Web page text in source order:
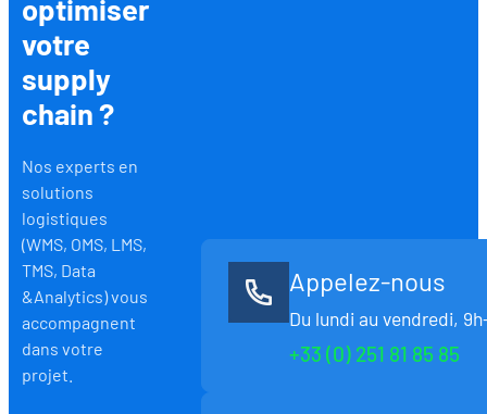
optimiser
votre
supply
chain ?
Nos experts en
solutions
logistiques
(WMS, OMS, LMS,
TMS, Data
&Analytics) vous
accompagnent
dans votre
projet.
Appelez-nous
Du lundi au vendredi,
+33 (0) 251 81 85 85